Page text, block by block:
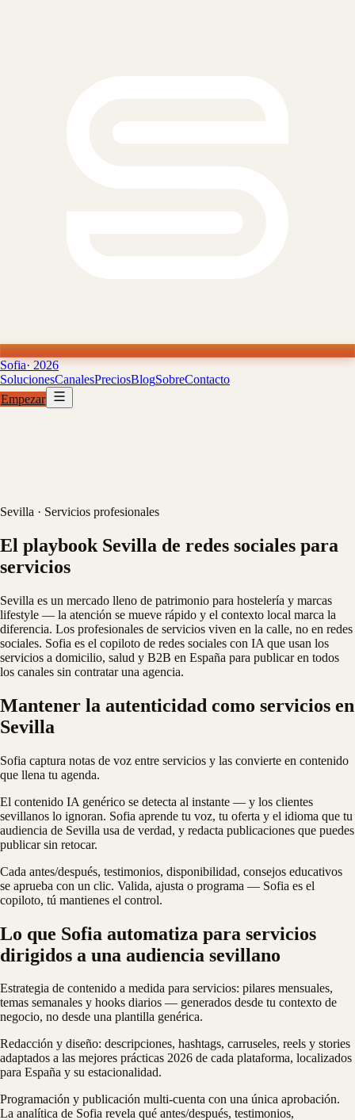
Sofia· 2026
SolucionesCanalesPreciosBlogSobreContacto
Empezar
Sevilla · Servicios profesionales
El playbook Sevilla de redes sociales para
servicios
Sevilla es un mercado lleno de patrimonio para hostelería y marcas
lifestyle — la atención se mueve rápido y el contexto local marca la
diferencia. Los profesionales de servicios viven en la calle, no en redes
sociales. Sofia es el copiloto de redes sociales con IA que usan los
servicios a domicilio, salud y B2B en España para publicar en todos
los canales sin contratar una agencia.
Mantener la autenticidad como servicios en
Sevilla
Sofia captura notas de voz entre servicios y las convierte en contenido
que llena tu agenda.
El contenido IA genérico se detecta al instante — y los clientes
sevillanos lo ignoran. Sofia aprende tu voz, tu oferta y el idioma que tu
audiencia de Sevilla usa de verdad, y redacta publicaciones que puedes
publicar sin retocar.
Cada antes/después, testimonios, disponibilidad, consejos educativos
se aprueba con un clic. Valida, ajusta o programa — Sofia es el
copiloto, tú mantienes el control.
Lo que Sofia automatiza para servicios
dirigidos a una audiencia sevillano
Estrategia de contenido a medida para servicios: pilares mensuales,
temas semanales y hooks diarios — generados desde tu contexto de
negocio, no desde una plantilla genérica.
Redacción y diseño: descripciones, hashtags, carruseles, reels y stories
adaptados a las mejores prácticas 2026 de cada plataforma, localizados
para España y su estacionalidad.
Programación y publicación multi-cuenta con una única aprobación.
La analítica de Sofia revela qué antes/después, testimonios,